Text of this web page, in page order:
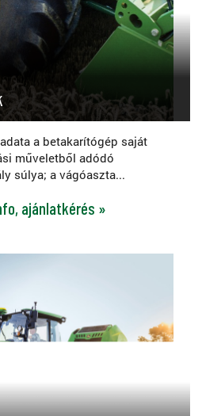
a betakarítógép saját
műveletből adódó
súlya; a vágóaszta...
ajánlatkérés »